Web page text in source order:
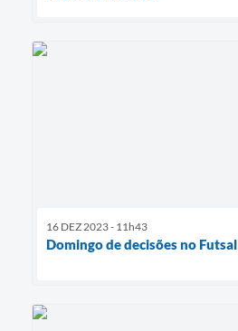
16 DEZ 2023 - 11h43
Domingo de decisões no Futsal